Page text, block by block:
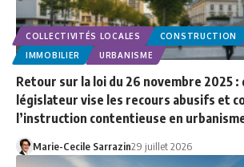
COLLECTIVITÉS LOCALES CONSTRUCTION
IMMOBILIER
URBANISME
Retour sur la loi du 26 novembre 2025 :
législateur vise les recours abusifs et
l’instruction contentieuse en
Marie-Cecile Sarrazin29 juillet 2026